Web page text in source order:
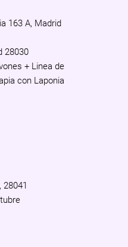
163 A, Madrid
28030
+ Linea de
con Laponia